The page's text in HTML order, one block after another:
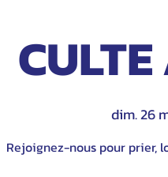
dim. 26
Rejoignez-nous pour prier,